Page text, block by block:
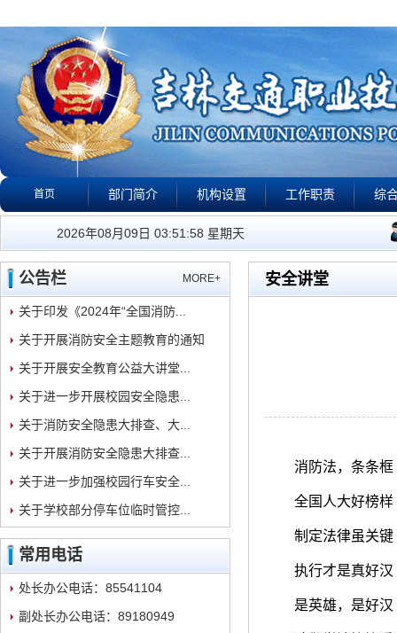
首页 部门简介 机构设置 工作职责 综
公告栏 政策法规 下载专区 视
2026年08月09日 03:51:58 星期天 我们的工作宗旨是
公告栏 MORE+
关于印发《2024年“全国消防...
关于开展消防安全主题教育的通知
关于开展安全教育公益大讲堂...
关于进一步开展校园安全隐患...
关于消防安全隐患大排查、大...
关于开展消防安全隐患大排查...
关于进一步加强校园行车安全...
关于学校部分停车位临时管控...
常用电话
处长办公电话：85541104
副处长办公电话：89180949
安全讲堂
消防法，条条框
全国人大好榜样
制定法律虽关键
执行才是真好汉
是英雄，是好汉